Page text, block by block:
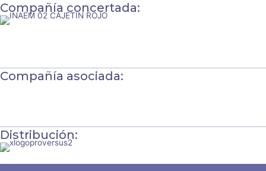
Compañía concertada:
Compañía asociada:
Distribución: